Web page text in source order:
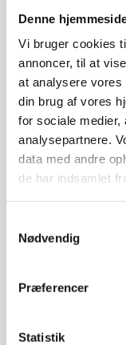
Denne
Vi bruger cookies
annoncer, til at
at analysere vores
din brug af vores
for sociale medier,
analysepartnere.
data med andre
de har indsamlet
Nødvendig
Præferencer
Statistik
Mål: 105x26
Pakning: 50
Farve:
Materiale: Plast
Anvendelse: